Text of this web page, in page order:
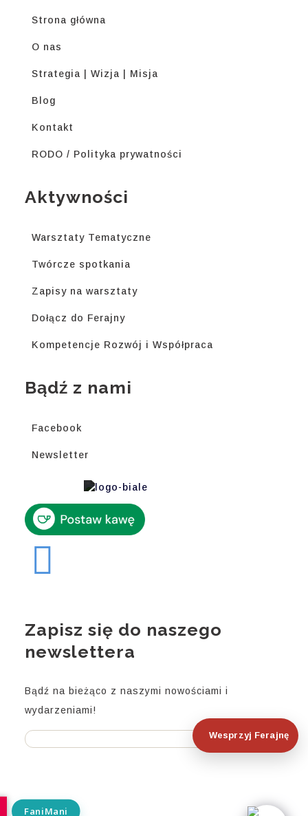
Strona główna
O nas
Strategia | Wizja | Misja
Blog
Kontakt
RODO / Polityka prywatności
Aktywności
Warsztaty Tematyczne
Twórcze spotkania
Zapisy na warsztaty
Dołącz do Ferajny
Kompetencje Rozwój i Współpraca
Bądź z nami
Facebook
Wesprzyj Ferajnę
Newsletter
Zapisz się do naszego
newslettera
Bądź na bieżąco z naszymi nowościami i
wydarzeniami!